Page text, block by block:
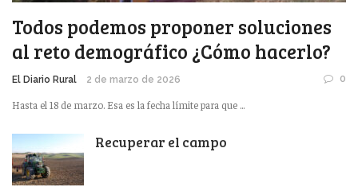
Todos podemos proponer soluciones
al reto demográfico ¿Cómo hacerlo?
El Diario Rural 2 de marzo de 2026 0
Hasta el 18 de marzo. Esa es la fecha límite para que ...
Recuperar el campo